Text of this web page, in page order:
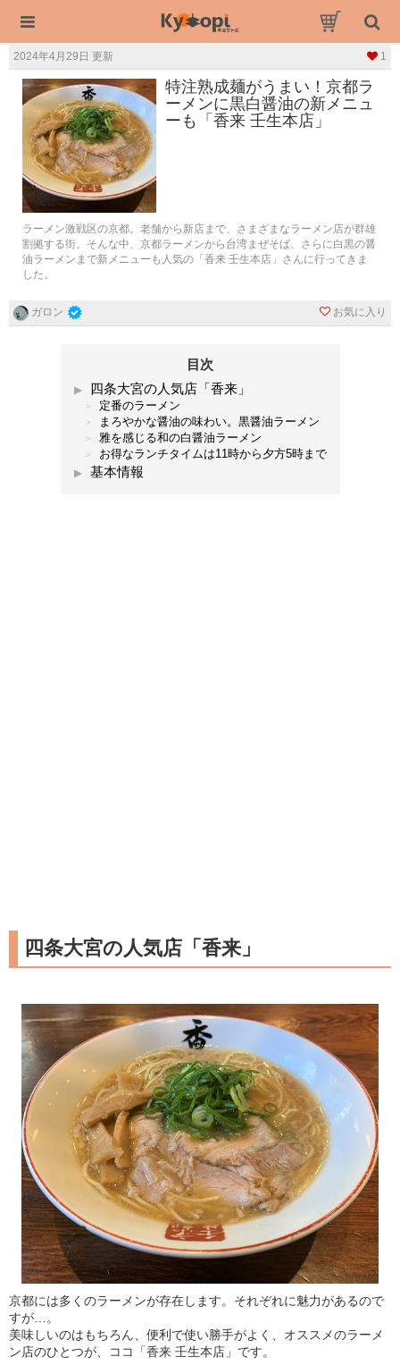
2024年4月29日 更新 1
特注熟成麺がうまい！京都ラ
ーメンに黒白醤油の新メニュ
ーも「香来 壬生本店」
ラーメン激戦区の京都。老舗から新店まで、さまざまなラーメン店が群雄
割拠する街。そんな中、京都ラーメンから台湾まぜそば、さらに白黒の醤
油ラーメンまで新メニューも人気の「香来 壬生本店」さんに行ってきま
した。
ガロン お気に入り
目次
四条大宮の人気店「香来」
定番のラーメン
まろやかな醤油の味わい。黒醤油ラーメン
雅を感じる和の白醤油ラーメン
お得なランチタイムは11時から夕方5時まで
基本情報
四条大宮の人気店「香来」
京都には多くのラーメンが存在します。それぞれに魅力があるので
すが…。
美味しいのはもちろん、便利で使い勝手がよく、オススメのラーメ
ン店のひとつが、ココ「香来 壬生本店」です。